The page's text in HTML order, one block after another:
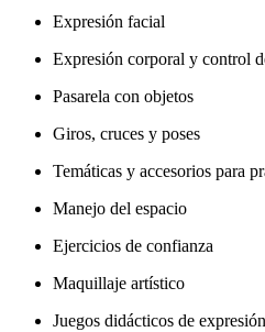
Expresión facial
Expresión corporal y control
Pasarela con objetos
Giros, cruces y poses
Temáticas y accesorios para
Manejo del espacio
Ejercicios de confianza
Maquillaje artístico
Juegos didácticos de